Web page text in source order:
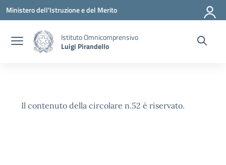
Vai ai contenuti
Vai al menu di navigazione
Vai al footer
Ministero dell'Istruzione e del Merito
Istituto Omnicomprensivo
Luigi Pirandello
Il contenuto della circolare n.52 è riservato.